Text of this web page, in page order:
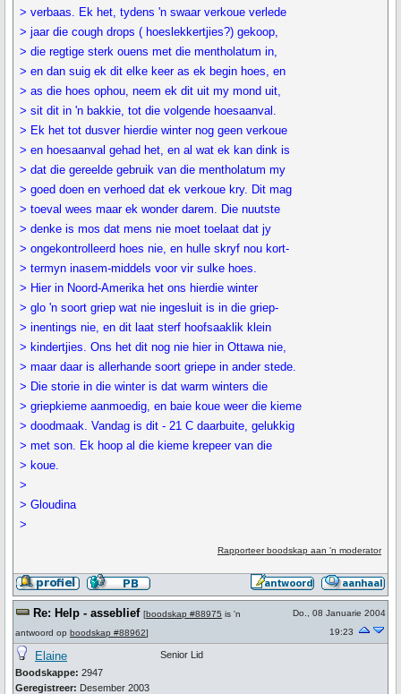
> verbaas. Ek het, tydens 'n swaar verkoue verlede
> jaar die cough drops ( hoeslekkertjies?) gekoop,
> die regtige sterk ouens met die mentholatum in,
> en dan suig ek dit elke keer as ek begin hoes, en
> as die hoes ophou, neem ek dit uit my mond uit,
> sit dit in 'n bakkie, tot die volgende hoesaanval.
> Ek het tot dusver hierdie winter nog geen verkoue
> en hoesaanval gehad het, en al wat ek kan dink is
> dat die gereelde gebruik van die mentholatum my
> goed doen en verhoed dat ek verkoue kry. Dit mag
> toeval wees maar ek wonder darem. Die nuutste
> denke is mos dat mens nie moet toelaat dat jy
> ongekontrolleerd hoes nie, en hulle skryf nou kort-
> termyn inasem-middels voor vir sulke hoes.
> Hier in Noord-Amerika het ons hierdie winter
> glo 'n soort griep wat nie ingesluit is in die griep-
> inentings nie, en dit laat sterf hoofsaaklik klein
> kindertjies. Ons het dit nog nie hier in Ottawa nie,
> maar daar is allerhande soort griepe in ander stede.
> Die storie in die winter is dat warm winters die
> griepkieme aanmoedig, en baie koue weer die kieme
> doodmaak. Vandag is dit - 21 C daarbuite, gelukkig
> met son. Ek hoop al die kieme krepeer van die
> koue.
>
> Gloudina
>
Rapporteer boodskap aan 'n moderator
Re: Help - asseblief [boodskap #88975 is 'n
antwoord op boodskap #88962]
Do., 08 Januarie 2004
19:23
Elaine
Boodskappe: 2947
Geregistreer: Desember 2003
Senior Lid